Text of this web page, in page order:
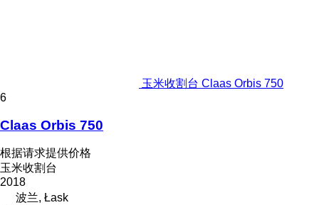
玉米收割台 Claas Orbis 750
6
Claas Orbis 750
根据请求提供价格
玉米收割台
2018
波兰, Łask